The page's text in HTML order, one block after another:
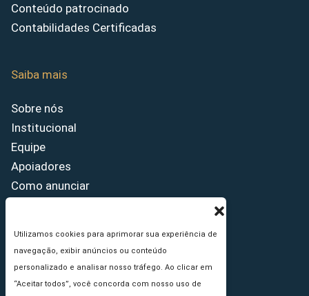
Utilizamos cookies para aprimorar sua experiência de
navegação, exibir anúncios ou conteúdo
personalizado e analisar nosso tráfego. Ao clicar em
“Aceitar todos”, você concorda com nosso uso de
Conteúdo patrocinado
Contabilidades Certificadas
Saiba mais
Sobre nós
Institucional
Equipe
Apoiadores
Como anunciar
Princípios Editoriais